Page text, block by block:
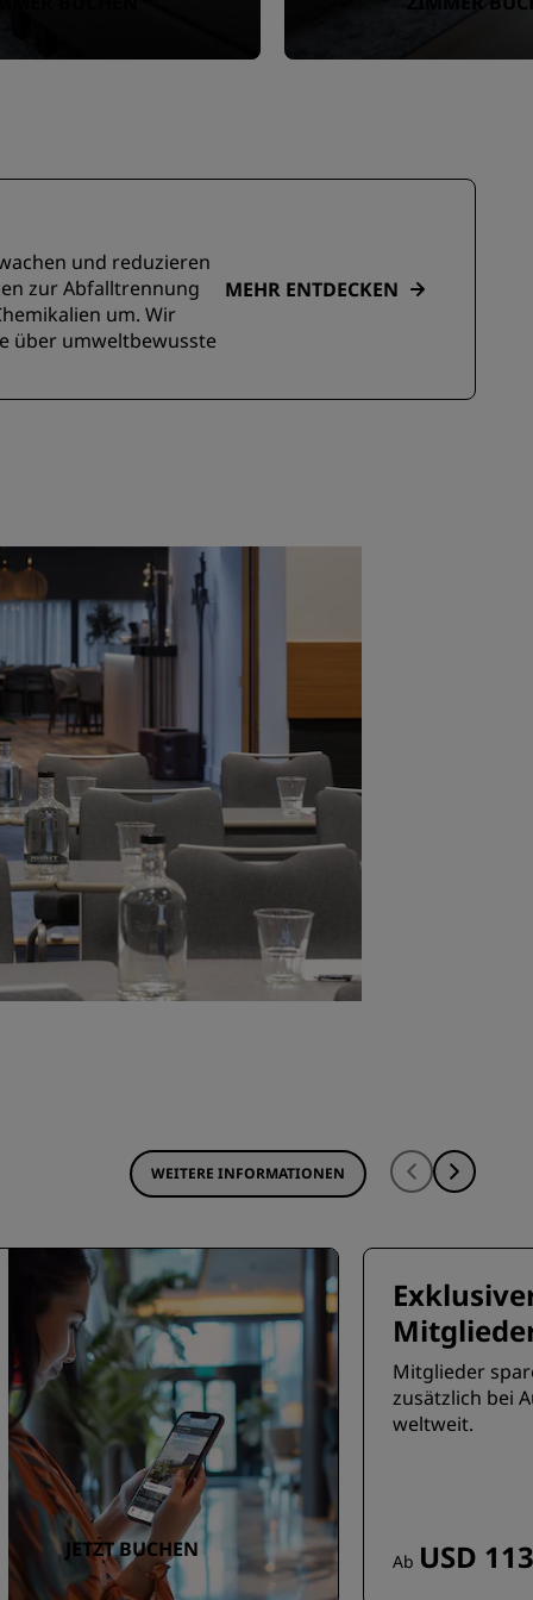
und reduzieren
zur Abfalltrennung
um. Wir
über umweltbewusste
MEHR ENTDECKEN
WEITERE INFORMATIONEN
JETZT BUCHEN
Mitglieder
zusätzlich bei
weltweit.
Ab USD